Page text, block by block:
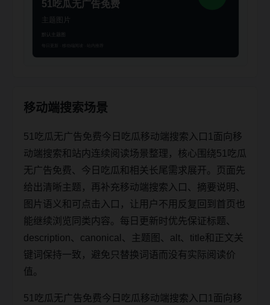
移动端搜索场景
51吃瓜无广告免费今日吃瓜移动端搜索入口1面向移
动端搜索和站内连续阅读场景整理，核心围绕51吃瓜
无广告免费、今日吃瓜和相关长尾需求展开。页面先
给出清晰主题，再补充移动端搜索入口、摘要说明、
图片语义和可点击入口，让用户不用反复回到首页也
能继续浏览同类内容。每日更新时优先保证标题、
description、canonical、主题图、alt、title和正文关
键词保持一致，避免只替换词语而没有实际阅读价
值。
51吃瓜无广告免费今日吃瓜移动端搜索入口1面向移